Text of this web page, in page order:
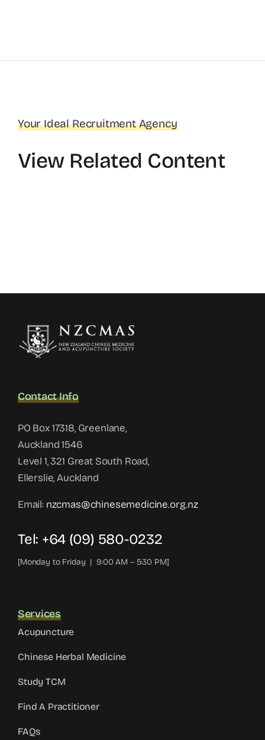
Your Ideal Recruitment Agency
View Related Content
Contact Info
PO Box 17318, Greenlane,
Auckland 1546
Level 1, 321 Great South Road,
Ellerslie, Auckland
Email: nzcmas@chinesemedicine.org.nz
Tel: +64 (09) 580-0232
[Monday to Friday | 9:00 AM – 5:30 PM]
Services
Acupuncture
Chinese Herbal Medicine
Study TCM
Find A Practitioner
FAQs